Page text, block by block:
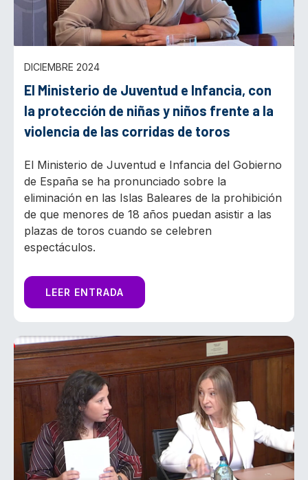
DICIEMBRE 2024
El Ministerio de Juventud e Infancia, con
la protección de niñas y niños frente a la
violencia de las corridas de toros
El Ministerio de Juventud e Infancia del Gobierno
de España se ha pronunciado sobre la
eliminación en las Islas Baleares de la prohibición
de que menores de 18 años puedan asistir a las
plazas de toros cuando se celebren
espectáculos.
LEER ENTRADA